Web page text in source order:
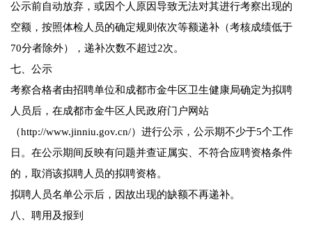
公示前自动放弃，或因个人原因导致无法对其进行考察出现的
空额，按照体检人员的确定规则依次等额递补（考核成绩低于
70分者除外），递补次数不超过2次。
七、公示
考察合格者由招聘单位和成都市金牛区卫生健康局确定为拟聘
人员后，在成都市金牛区人民政府门户网站
（http://www.jinniu.gov.cn/）进行公示，公示期不少于5个工作
日。在公示期间反映有问题并查证属实、不符合应聘资格条件
的，取消该拟聘人员的拟聘资格。
拟聘人员名单公示后，因故出现的缺额不再递补。
八、聘用及报到